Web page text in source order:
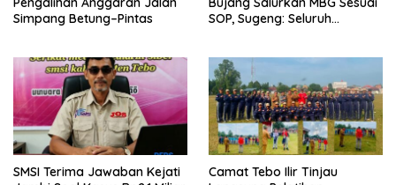
Simpang Betung–Pintas
SOP, Sugeng: Seluruh
SMSI Terima Jawaban Kejati
Camat Tebo Ilir Tinjau